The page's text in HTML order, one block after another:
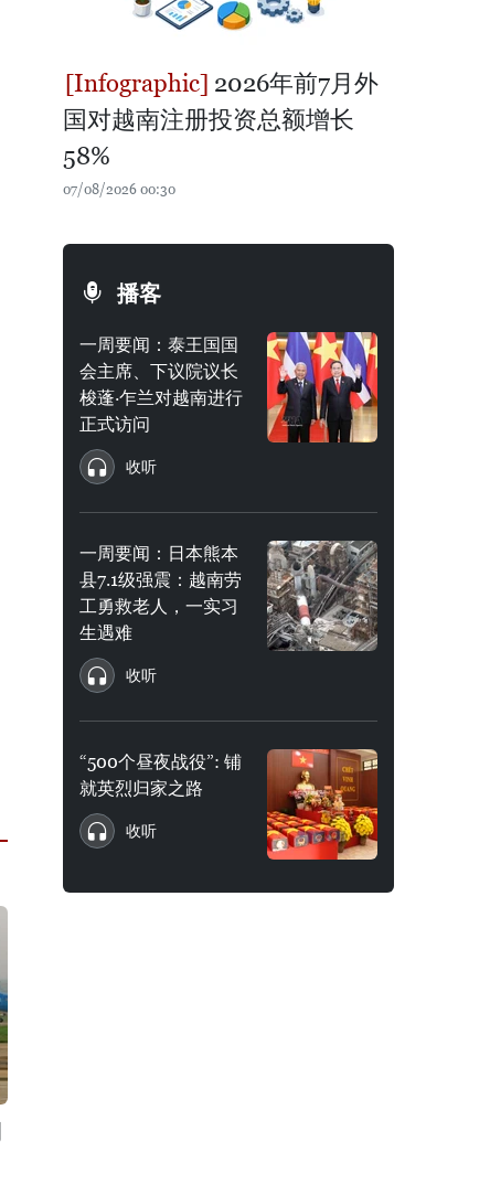
2026年前7月外
国对越南注册投资总额增长
58%
07/08/2026 00:30
播客
一周要闻：泰王国国
会主席、下议院议长
梭蓬·乍兰对越南进行
正式访问
收听
一周要闻：日本熊本
县7.1级强震：越南劳
工勇救老人，一实习
生遇难
收听
“500个昼夜战役”: 铺
就英烈归家之路
收听